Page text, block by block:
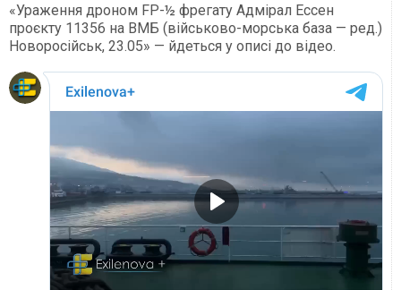
«Ураження дроном FP-½ фрегату Адмірал Ессен
проєкту 11356 на ВМБ (військово-морська база — ред.)
Новоросійськ, 23.05» — йдеться у описі до відео.